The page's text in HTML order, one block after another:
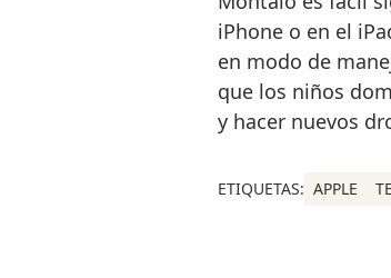
iPhone o en el
en modo de
que los niños
y hacer nuevos
ETIQUETAS: APPLE